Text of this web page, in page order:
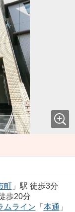
町」駅 徒歩3分
歩20分
ムライン 「 本通 」